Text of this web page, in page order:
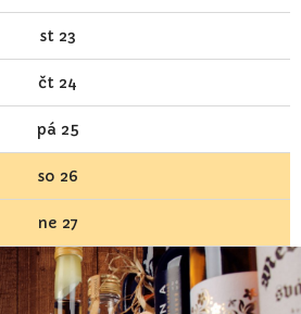
st 23
čt 24
pá 25
so 26
ne 27